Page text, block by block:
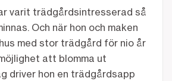
varit trädgårdsintresserad så
Och när hon och maken
med stor trädgård för nio år
att blomma ut
driver hon en trädgårdsapp